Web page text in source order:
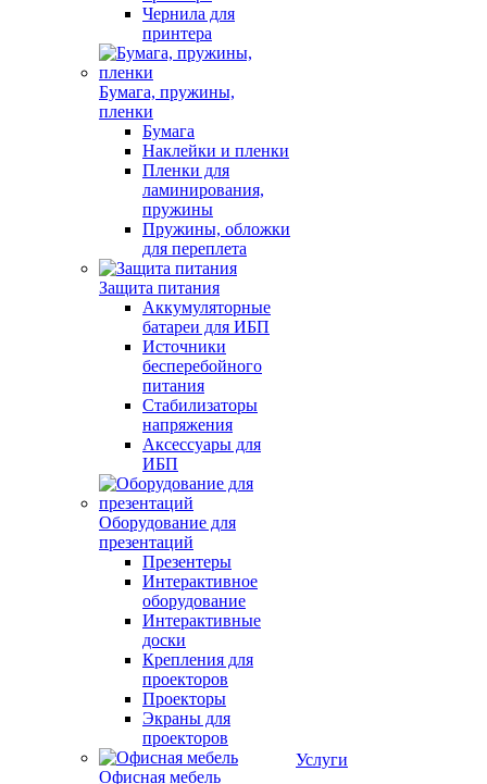
Чернила для
принтера
Бумага, пружины,
пленки
Бумага
Наклейки и пленки
Пленки для
ламинирования,
пружины
Пружины, обложки
для переплета
Защита питания
Аккумуляторные
батареи для ИБП
Источники
бесперебойного
питания
Стабилизаторы
напряжения
Аксессуары для
ИБП
Оборудование для
презентаций
Презентеры
Интерактивное
оборудование
Интерактивные
доски
Крепления для
проекторов
Проекторы
Экраны для
проекторов
Офисная мебель
Услуги